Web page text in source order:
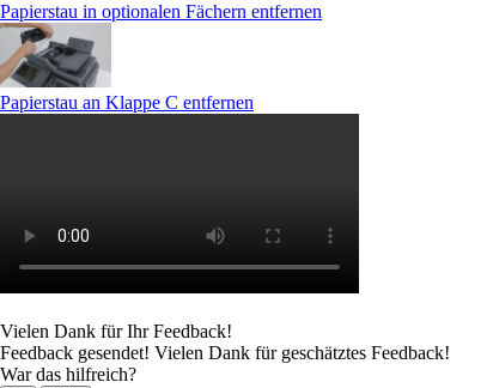
Papierstau in optionalen Fächern entfernen
Papierstau an Klappe C entfernen
Vielen Dank für Ihr Feedback!
Feedback gesendet! Vielen Dank für geschätztes Feedback!
War das hilfreich?